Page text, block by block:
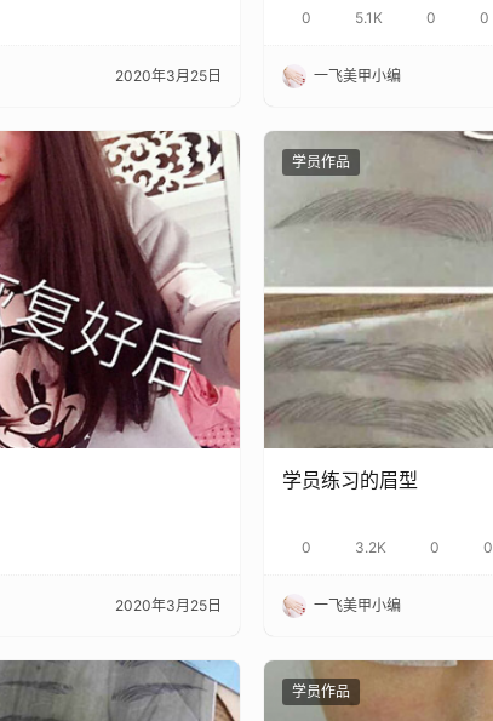
2020年3月25日
0 5.1K 0 0
一飞美甲小编
2020年3月25日
学员作品
学员练习的眉型
0 3.2K 0 0
一飞美甲小编
学员作品